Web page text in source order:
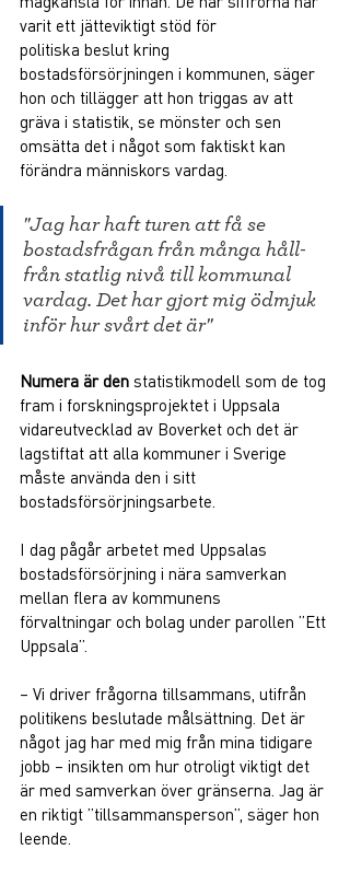
varit ett jätteviktigt stöd för
politiska beslut kring
bostadsförsörjningen i kommunen, säger
hon och tillägger att hon triggas av att
gräva i statistik, se mönster och sen
omsätta det i något som faktiskt kan
förändra människors vardag.
"Jag har haft turen att få se
bostadsfrågan från många håll-
från statlig nivå till kommunal
vardag. Det har gjort mig ödmjuk
inför hur svårt det är"
Numera är den statistikmodell som de tog
fram i forskningsprojektet i Uppsala
vidareutvecklad av Boverket och det är
lagstiftat att alla kommuner i Sverige
måste använda den i sitt
bostadsförsörjningsarbete.
I dag pågår arbetet med Uppsalas
bostadsförsörjning i nära samverkan
mellan flera av kommunens
förvaltningar och bolag under parollen ”Ett
Uppsala”.
– Vi driver frågorna tillsammans, utifrån
politikens beslutade målsättning. Det är
något jag har med mig från mina tidigare
jobb – insikten om hur otroligt viktigt det
är med samverkan över gränserna. Jag är
en riktigt ”tillsammansperson”, säger hon
leende.